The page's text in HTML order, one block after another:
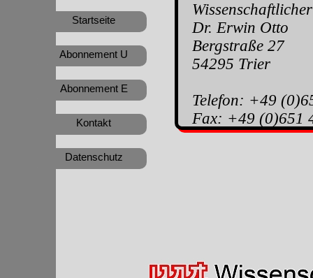
Dr. Erwin Otto
Bergstraße 27
54295 Trier
Telefon: +49
Fax: +49 (0)651
E-Mail:
Startseite
Abonnement U
Abonnement E
Kontakt
Datenschutz